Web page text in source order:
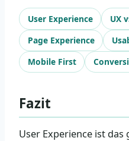
User Experience UX
Page Experience
Mobile First
Fazit
User Experience ist